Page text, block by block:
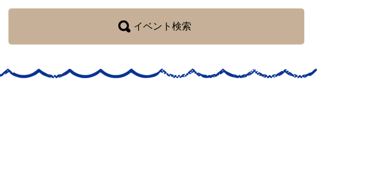
イベント検索